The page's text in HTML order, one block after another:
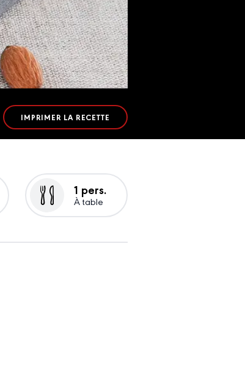
IMPRIMER LA RECETTE
1 pers.
À table